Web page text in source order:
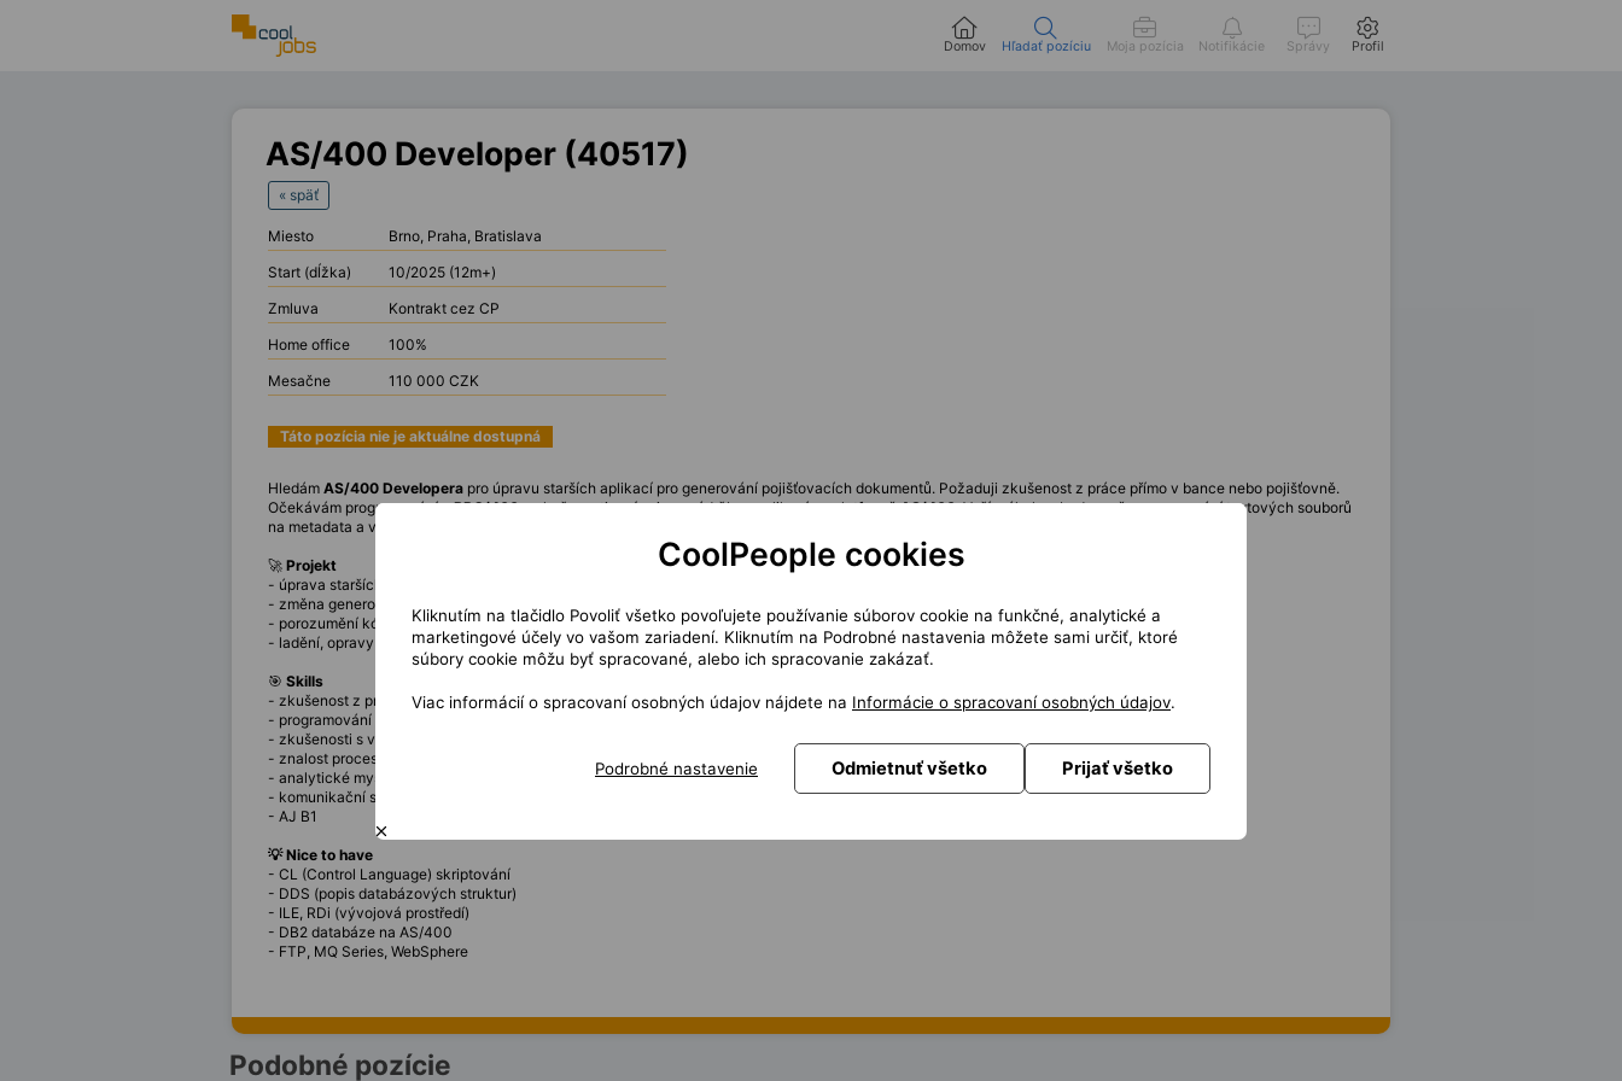
Domov Hľadať pozíciu Moja pozícia Notifikácie Správy Profil
AS/400 Developer (40517)
« späť
Miesto
Brno, Praha, Bratislava
Start (dĺžka)
10/2025 (12m+)
Zmluva
Kontrakt cez CP
Home office
100%
Mesačne
110 000 CZK
Táto pozícia nie je aktuálne dostupná
Hledám AS/400 Developera pro úpravu starších aplikací pro generování pojišťovacích dokumentů. Požaduji zkušenost z práce přímo v bance nebo pojišťovně.
Očekávám programování vRPG/400a zkušenosti s vývojem a údržbou aplikací na platforměAS/400. Vaším úkolem bude změna generování textových souborů
na metadata a vylepšování kódu. Pokud Vás tato nabídka zaujala, ozvěte se mi.
🚀 Projekt
- úprava starších aplikací pro generování pojišťovacích dokumentů
- změna generování textových souborů na metadata
- porozumění kódu, úprava a vylepšování aplikací
- ladění, opravy chyb, integrace nových funkcí a optimalizace
🎯 Skills
- zkušenost z práce přímo v bance nebo pojišťovně
- programování v jazyce RPG/400 a práce s platformou AS/400
- zkušenosti s vývojem a údržbou aplikací (čtení, psaní a úprava kódu)
- znalost procesů pojišťovnictví
- analytické myšlení
- komunikační schopnosti a týmová spolupráce
- AJ B1
💡 Nice to have
- CL (Control Language) skriptování
- DDS (popis databázových struktur)
- ILE, RDi (vývojová prostředí)
- DB2 databáze na AS/400
- FTP, MQ Series, WebSphere
Podobné pozície
CoolPeople cookies
Kliknutím na tlačidlo Povoliť všetko povoľujete používanie súborov cookie na funkčné, analytické a
marketingové účely vo vašom zariadení. Kliknutím na Podrobné nastavenia môžete sami určiť, ktoré
súbory cookie môžu byť spracované, alebo ich spracovanie zakázať.
Viac informácií o spracovaní osobných údajov nájdete na Informácie o spracovaní osobných údajov.
Podrobné nastavenie Odmietnuť všetko Prijať všetko